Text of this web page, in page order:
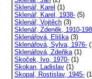
Sklenář, Karel (1)
Sklenář, Karel, 1938- (5)
Sklenář, Vojtěch (3)
Sklenář, Zdeněk, 1910-
Sklenářová, Eliška(3)
Sklenářová, Sylva, 1976-
Sklenářová, Zdeňka(1)
Skoček, Ivo, 1970- (1)
Skokan, Ladislav (1)
Skopal, Rostislav, 1945-